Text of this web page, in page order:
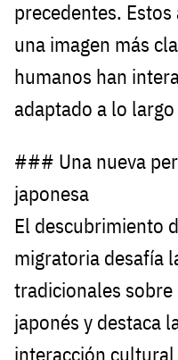
precedentes.
una imagen más
humanos han
adaptado a lo
### Una nueva
japonesa
El descubrimiento
migratoria desafía
tradicionales
japonés y destaca
interacción